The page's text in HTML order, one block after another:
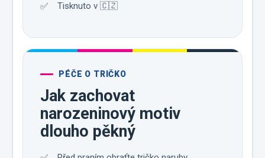
Tisknuto v 🇨🇿
PÉČE O TRIČKO
Jak zachovat
narozeninový motiv
dlouho pěkný